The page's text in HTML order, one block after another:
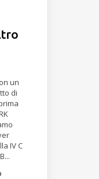
un
di
IV C